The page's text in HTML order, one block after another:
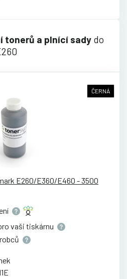
tonerů a plnící sady do
ČERNÁ
E260/E360/E460 - 3500
vaši tiskárnu